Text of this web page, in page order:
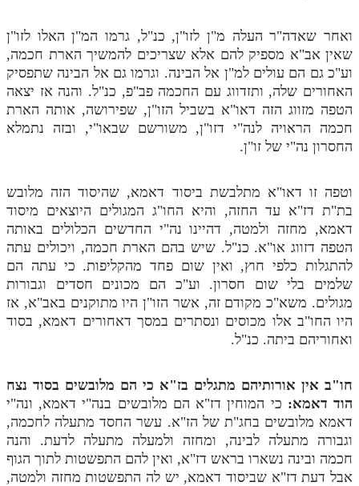
בית שער הכוונות
אודות האתר
אודות האתר
בעל הסולם
לאתר ספר הרב
דף היומי בזוהר הקדוש
ואחר שאדה"ר העלה מ"ן לזו"ן, כנ"ל, גרמו המ"ן האלו לזו"ן
שאין אב"א מספיק להם אלא שצריכים להמשיך הארת חכמה,
וע"כ גם הם עולים למ"ן אל הבינה. וגרמו גם אל הבינה שתפסיק
האחורים שלה, ותזדווג עם החכמה פב"פ, כנ"ל. והנה אז יצאה
הטפה מזווג הזה דאו"א בשביל הזו"ן, שפירושה, אותה הארת
חכמה הראויה לנה"י דזו"ן, משורשם שבאו"י, ובזה נתמלא
החסרון נה"י של זו"ן.
וטפה זו דאו"א מתלבשת ביסוד דאמא, שהיסוד הזה מלובש
בת"ת דז"א עד החזה, והיא החו"ג המגולים היוצאים מיסוד
דאמא, מחזה ולמטה, דהיינו נה"י החדשים הכלולים באותה
הטפה דזווג או"א. כנ"ל. שיש בהם הארת חכמה, ויכולים עתה
להתגלות כלפי חוץ, ואין שום פחד מהקליפות. כי עתה הם
שלמים בלי שום חסרון. וע"כ הם מכונים חסדים וגבורות
מגולים. משא"כ מקודם זה, אשר הזו"ן היו מתוקנים באב"א, אז
היו החו"ב אלו מכוסים ונסתרים במסך דאחורים דאמא, בסוד
ואחוריהם ביתה. כנ"ל.
חו"ב אין אורותיהם מתגלים בז"א כי הם מלובשים בסוד נצח
הוד דאמא: כי המוחין דז"א הם מלובשים בנה"י דאמא, ונה"י
דאמא מלובשים בחג"ת של הז"א. עשר החסד מתעלה לחכמה,
וגבורה מתעלה לבינה, ומחזה ולמעלה מתעלה לדעת. והנה
חכמה ובינה נשארו בראש דז"א, ואין להם התפשטות לתוך הגוף
אבל דעת דז"א שביסוד דאמא, יש לה התפשטות מחזה ולמטה,